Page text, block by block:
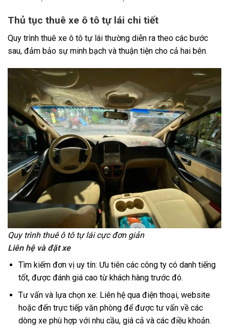
Thủ tục thuê xe ô tô tự lái chi tiết
Quy trình thuê xe ô tô tự lái thường diễn ra theo các bước
sau, đảm bảo sự minh bạch và thuận tiện cho cả hai bên.
Quy trình thuê ô tô tự lái cực đơn giản
Liên hệ và đặt xe
Tìm kiếm đơn vị uy tín: Ưu tiên các công ty có danh tiếng
tốt, được đánh giá cao từ khách hàng trước đó.
Tư vấn và lựa chọn xe: Liên hệ qua điện thoại, website
hoặc đến trực tiếp văn phòng để được tư vấn về các
dòng xe phù hợp với nhu cầu, giá cả và các điều khoản.